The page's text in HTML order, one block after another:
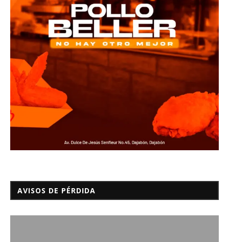
AVISOS DE PÉRDIDA